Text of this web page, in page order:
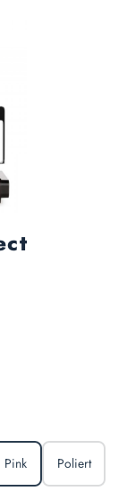
Pink Poliert